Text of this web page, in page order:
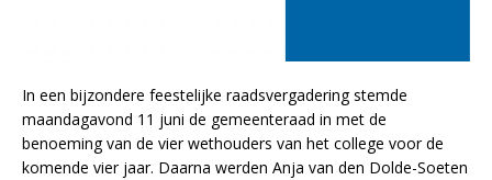
In een bijzondere feestelijke raadsvergadering stemde
maandagavond 11 juni de gemeenteraad in met de
benoeming van de vier wethouders van het college voor de
komende vier jaar. Daarna werden Anja van den Dolde-Soeten